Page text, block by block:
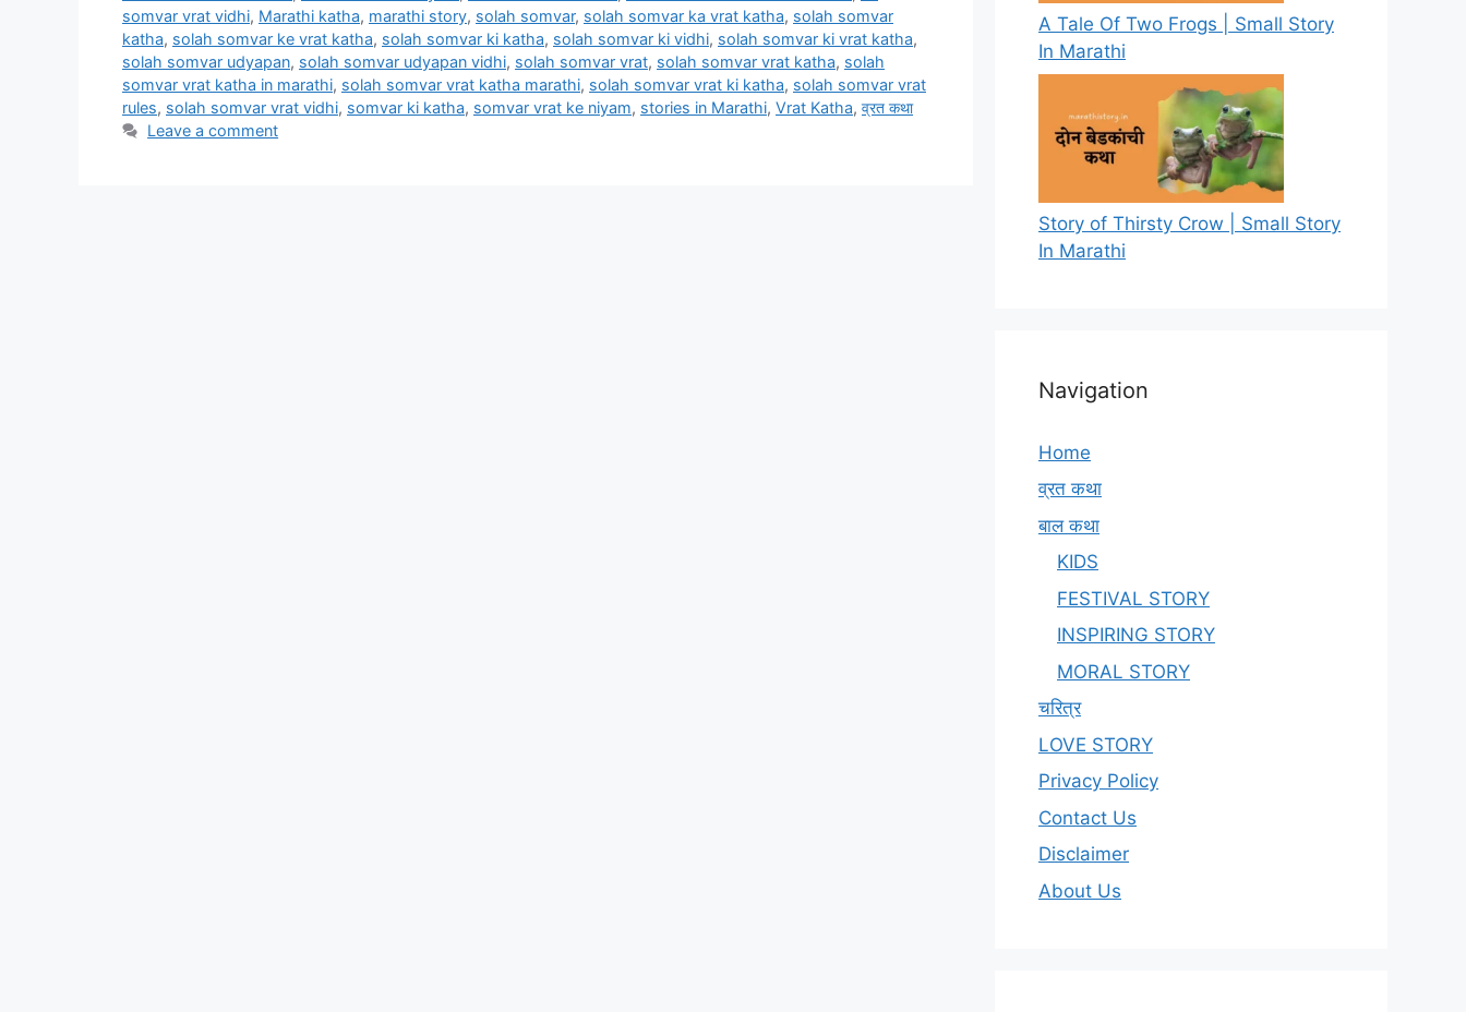
somvar vrat vidhi, Marathi katha, marathi story, solah somvar, solah somvar ka vrat katha, solah somvar
katha, solah somvar ke vrat katha, solah somvar ki katha, solah somvar ki vidhi, solah somvar ki vrat katha,
solah somvar udyapan, solah somvar udyapan vidhi, solah somvar vrat, solah somvar vrat katha, solah
somvar vrat katha in marathi, solah somvar vrat katha marathi, solah somvar vrat ki katha, solah somvar vrat
rules, solah somvar vrat vidhi, somvar ki katha, somvar vrat ke niyam, stories in Marathi, Vrat Katha, व्रत कथा
Leave a comment
A Tale Of Two Frogs | Small Story
In Marathi
Story of Thirsty Crow | Small Story
In Marathi
Navigation
Home
व्रत कथा
बाल कथा
KIDS
FESTIVAL STORY
INSPIRING STORY
MORAL STORY
चरित्र
LOVE STORY
Privacy Policy
Contact Us
Disclaimer
About Us